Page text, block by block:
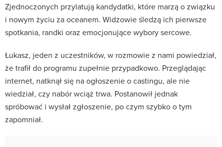
Zjednoczonych przylatują kandydatki, które marzą o związku
i nowym życiu za oceanem. Widzowie śledzą ich pierwsze
spotkania, randki oraz emocjonujące wybory sercowe.
Łukasz, jeden z uczestników, w rozmowie z nami powiedział,
że trafił do programu zupełnie przypadkowo. Przeglądając
internet, natknął się na ogłoszenie o castingu, ale nie
wiedział, czy nabór wciąż trwa. Postanowił jednak
spróbować i wysłał zgłoszenie, po czym szybko o tym
zapomniał.